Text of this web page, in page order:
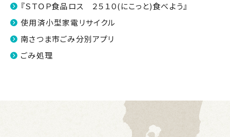
『ＳＴＯＰ食品ロス ２５１０(にこっと)食べよう』
使用済小型家電リサイクル
南さつま市ごみ分別アプリ
ごみ処理